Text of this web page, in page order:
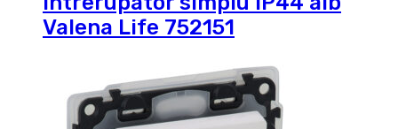
Valena Life 752151